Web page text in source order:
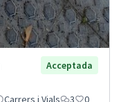
Acceptada
Carrers i Vials 3 0